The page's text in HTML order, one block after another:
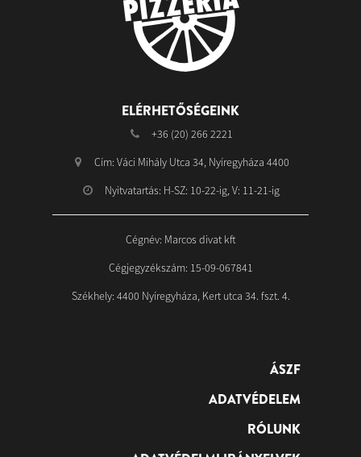
ELÉRHETŐSÉGEINK
+36 (20) 266 2221
Cím: Váci Mihály Utca 34, Nyíregyháza 4400
Nyitvatartás: H-SZ: 10-22-ig, V: 11-21-ig
Cégnév: Marcos divat kft
Cégjegyzékszám: 15-09-067841
Székhely: 4400 Nyíregyháza, Kert utca 34. fszt. 4.
ÁSZF
ADATVÉDELEM
RÓLUNK